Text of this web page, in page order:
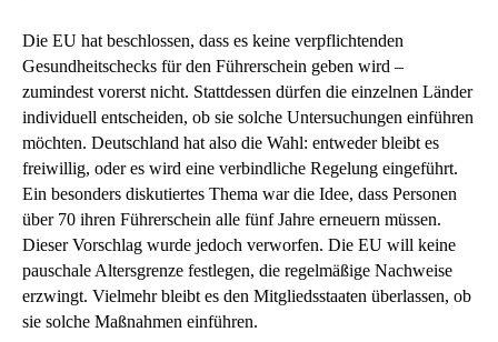
Die EU hat beschlossen, dass es keine verpflichtenden
Gesundheitschecks für den Führerschein geben wird –
zumindest vorerst nicht. Stattdessen dürfen die einzelnen Länder
individuell entscheiden, ob sie solche Untersuchungen einführen
möchten. Deutschland hat also die Wahl: entweder bleibt es
freiwillig, oder es wird eine verbindliche Regelung eingeführt.
Ein besonders diskutiertes Thema war die Idee, dass Personen
über 70 ihren Führerschein alle fünf Jahre erneuern müssen.
Dieser Vorschlag wurde jedoch verworfen. Die EU will keine
pauschale Altersgrenze festlegen, die regelmäßige Nachweise
erzwingt. Vielmehr bleibt es den Mitgliedsstaaten überlassen, ob
sie solche Maßnahmen einführen.